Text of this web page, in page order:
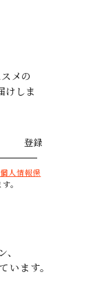
メの
けしま
登録
個人情報保
。
います。